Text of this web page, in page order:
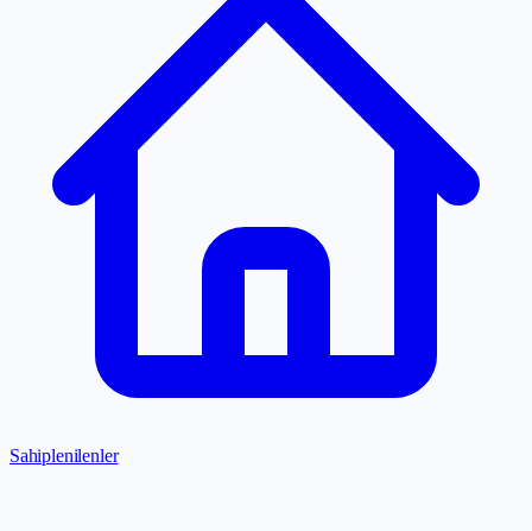
Sahiplenilenler